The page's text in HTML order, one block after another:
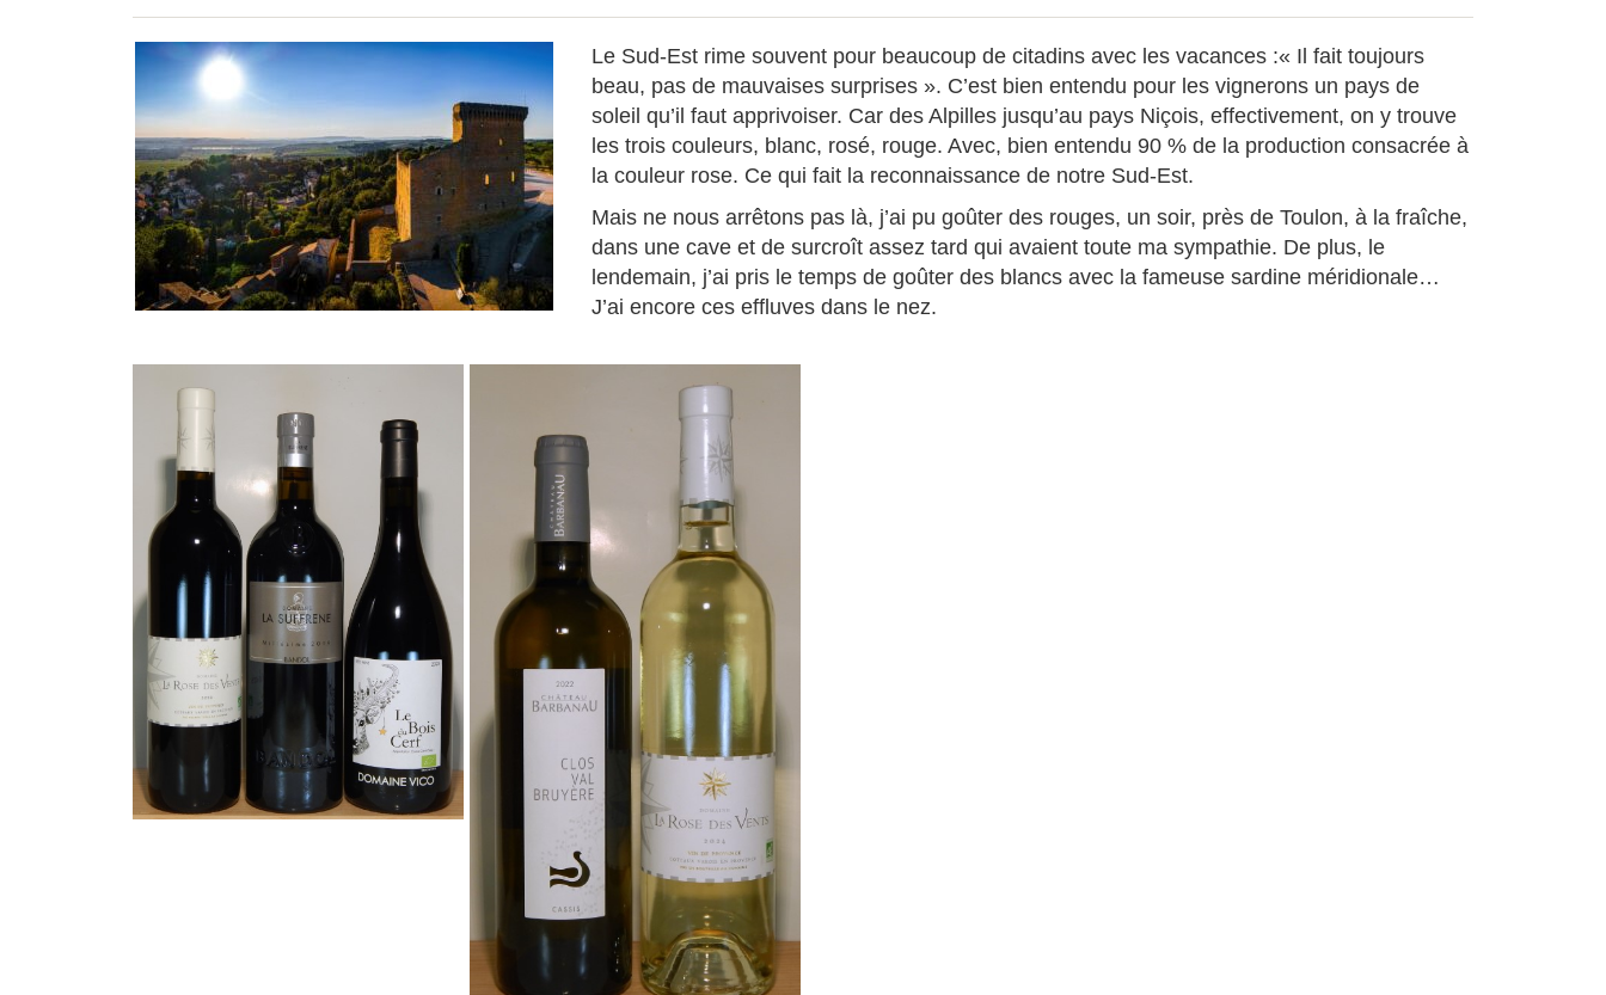
Le Sud-Est rime souvent pour beaucoup de citadins avec les vacances :« Il fait toujours
beau, pas de mauvaises surprises ». C’est bien entendu pour les vignerons un pays de
soleil qu’il faut apprivoiser. Car des Alpilles jusqu’au pays Niçois, effectivement, on y trouve
les trois couleurs, blanc, rosé, rouge. Avec, bien entendu 90 % de la production consacrée à
la couleur rose. Ce qui fait la reconnaissance de notre Sud-Est.
Mais ne nous arrêtons pas là, j’ai pu goûter des rouges, un soir, près de Toulon, à la fraîche,
dans une cave et de surcroît assez tard qui avaient toute ma sympathie. De plus, le
lendemain, j’ai pris le temps de goûter des blancs avec la fameuse sardine méridionale…
J’ai encore ces effluves dans le nez.